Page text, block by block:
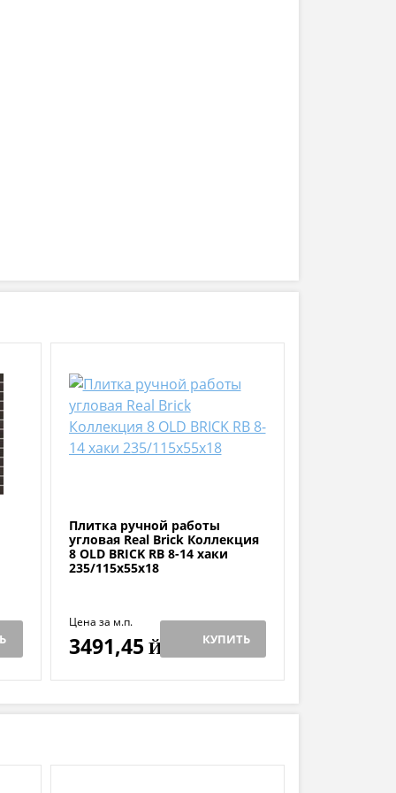
Плитка ручной работы
угловая Real Brick Коллекция
8 OLD BRICK RB 8-14 хаки
235/115х55х18
Цена за м.п.
3491,45 Й КУПИТЬ